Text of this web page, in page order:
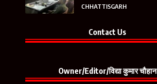
CHHATTISGARH
Contact Us
Owner/Editor/विद्या कुमार चौहान